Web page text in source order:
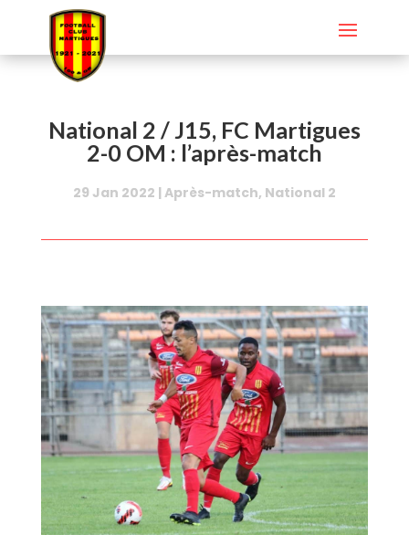
National 2 / J15, FC Martigues
2-0 OM : l’après-match
29 Jan 2022 | Après-match, National 2